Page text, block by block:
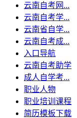
云南自考网...
云南自考学...
云南省自学...
云南自考成...
入口导航
云南自考助学
成人自学考...
职业人物
职业培训课程
简历模板下载